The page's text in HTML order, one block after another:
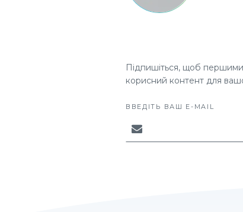
Підпишіться, щоб першими
корисний контент для
ВВЕДІТЬ ВАШ E-MAIL